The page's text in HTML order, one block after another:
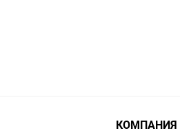
КОМПАНИЯ